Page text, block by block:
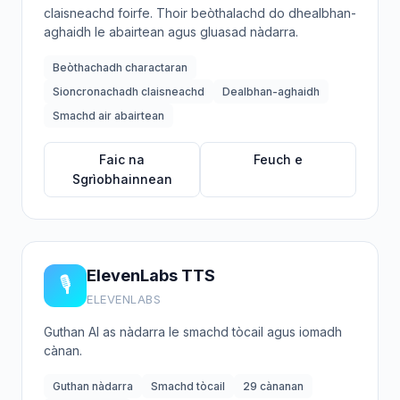
claisneachd foirfe. Thoir beòthalachd do dhealbhan-
aghaidh le abairtean agus gluasad nàdarra.
Beòthachadh charactaran
Sioncronachadh claisneachd
Dealbhan-aghaidh
Smachd air abairtean
Faic na
Sgrìobhainnean
Feuch e
🎙️ ElevenLabs TTS
ELEVENLABS
Guthan AI as nàdarra le smachd tòcail agus iomadh
cànan.
Guthan nàdarra Smachd tòcail 29 cànanan